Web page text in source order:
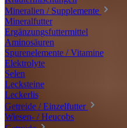
Mineralien / Supplemente
Mineralfutter
Ergänzungsfuttermittel
Aminosäuren
Spurenelemente / Vitamine
Elektrolyte
Selen
Lecksteine
Leckerlis
Getreide / Einzelfutter
Wiesen- / Heucobs